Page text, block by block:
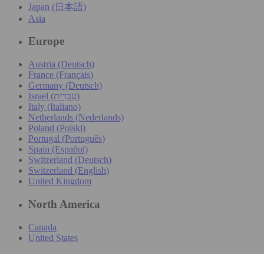
Japan (日本語)
Asia
Europe
Austria (Deutsch)
France (Français)
Germany (Deutsch)
Israel (עִברִית)
Italy (Italiano)
Netherlands (Nederlands)
Poland (Polski)
Portugal (Português)
Spain (Español)
Switzerland (Deutsch)
Switzerland (English)
United Kingdom
North America
Canada
United States